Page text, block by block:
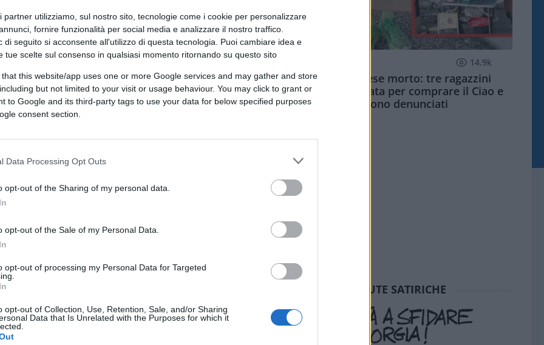
partner utilizziamo, sul nostro sito, tecnologie come i cookie per personalizzare
fornire funzionalità per social media e analizzare il nostro traffico.
di seguito si acconsente all'utilizzo di questa tecnologia. Puoi cambiare idea e
tue scelte sul consenso in qualsiasi momento ritornando su questo sito
that this website/app uses one or more Google services and may gather and store
but not limited to your visit or usage behaviour. You may click to grant or
to Google and its third-party tags to use your data for below specified purposes
consent section.
Data Processing Opt Outs
opt-out of the Sharing of my personal data.
opt-out of the Sale of my Personal Data.
opt-out of processing my Personal Data for Targeted
opt-out of Collection, Use, Retention, Sale, and/or Sharing
Data that Is Unrelated with the Purposes for which it
su Google
di idee.
Per lui è una vittoria il far tacere
MelonieElly Schlein, quando per
di consapevolezza attraverso il
par condicio
. Conte è si è convinto di
del concetto grottesco e poliziesco
il pensiero unico
14.9k
Siamo un Paese morto: tre ragazzini
vendono limonata per comprare il Ciao e
vengono denunciati
SEDUTE SATIRICHE